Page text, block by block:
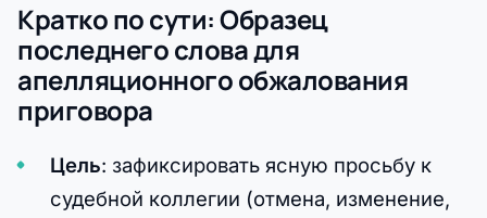
Кратко по сути: Образец
последнего слова для
апелляционного обжалования
приговора
Цель: зафиксировать ясную просьбу к
судебной коллегии (отмена, изменение,